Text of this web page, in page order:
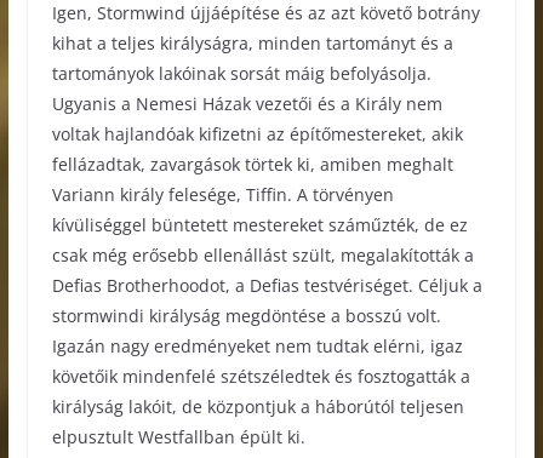
Igen, Stormwind újjáépítése és az azt követő botrány
kihat a teljes királyságra, minden tartományt és a
tartományok lakóinak sorsát máig befolyásolja.
Ugyanis a Nemesi Házak vezetői és a Király nem
voltak hajlandóak kifizetni az építőmestereket, akik
fellázadtak, zavargások törtek ki, amiben meghalt
Variann király felesége, Tiffin. A törvényen
kívüliséggel büntetett mestereket száműzték, de ez
csak még erősebb ellenállást szült, megalakították a
Defias Brotherhoodot, a Defias testvériséget. Céljuk a
stormwindi királyság megdöntése a bosszú volt.
Igazán nagy eredményeket nem tudtak elérni, igaz
követőik mindenfelé szétszéledtek és fosztogatták a
királyság lakóit, de központjuk a háborútól teljesen
elpusztult Westfallban épült ki.